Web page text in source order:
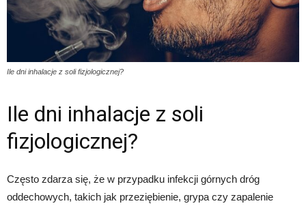
Ile dni inhalacje z soli fizjologicznej?
Ile dni inhalacje z soli
fizjologicznej?
Często zdarza się, że w przypadku infekcji górnych dróg
oddechowych, takich jak przeziębienie, grypa czy zapalenie